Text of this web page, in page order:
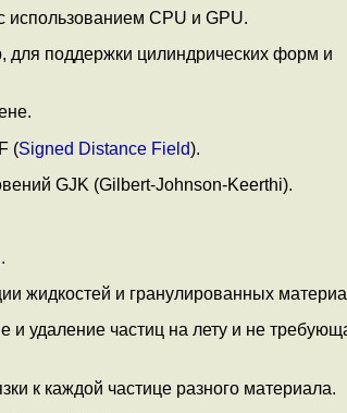
использованием CPU и GPU.
для поддержки цилиндрических форм и
(Signed Distance Field).
GJK (Gilbert-Johnson-Keerthi).
жидкостей и гранулированных
удаление частиц на лету и не
к каждой частице разного материала.